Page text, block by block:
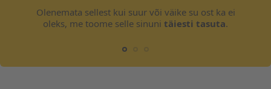
Olenemata sellest kui suur või väike su ost ka ei
oleks, me toome selle sinuni täiesti tasuta.